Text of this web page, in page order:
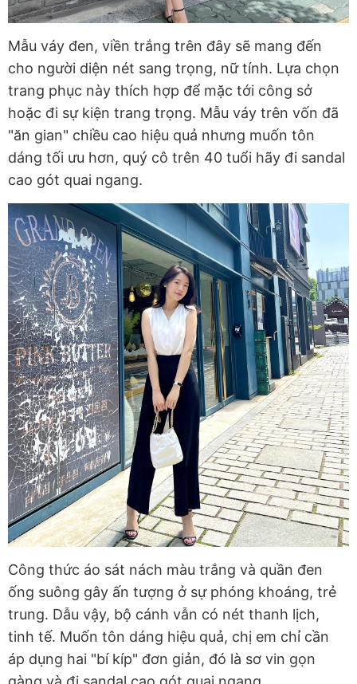
Mẫu váy đen, viền trắng trên đây sẽ mang đến
cho người diện nét sang trọng, nữ tính. Lựa chọn
trang phục này thích hợp để mặc tới công sở
hoặc đi sự kiện trang trọng. Mẫu váy trên vốn đã
"ăn gian" chiều cao hiệu quả nhưng muốn tôn
dáng tối ưu hơn, quý cô trên 40 tuổi hãy đi sandal
cao gót quai ngang.
Công thức áo sát nách màu trắng và quần đen
ống suông gây ấn tượng ở sự phóng khoáng, trẻ
trung. Dẫu vậy, bộ cánh vẫn có nét thanh lịch,
tinh tế. Muốn tôn dáng hiệu quả, chị em chỉ cần
áp dụng hai "bí kíp" đơn giản, đó là sơ vin gọn